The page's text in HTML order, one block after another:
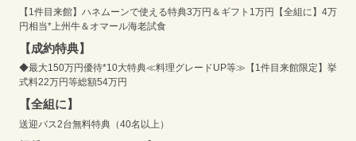
【1件目来館】ハネムーンで使える特典3万円＆ギフト1万円【全組に】4万
円相当*上州牛＆オマール海老試食
【成約特典】
◆最大150万円優待*10大特典≪料理グレードUP等≫【1件目来館限定】挙
式料22万円等総額54万円
【全組に】
送迎バス2台無料特典（40名以上）